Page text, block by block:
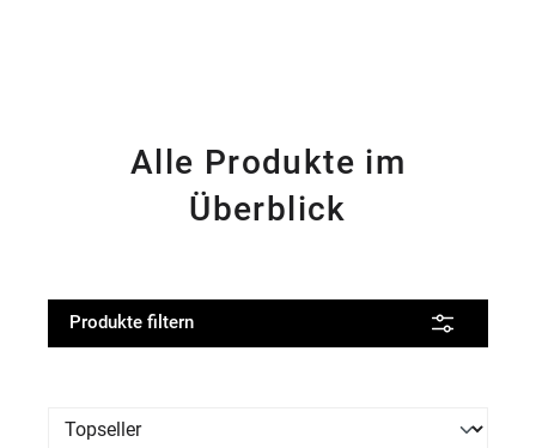
Alle Produkte im
Überblick
Produkte filtern